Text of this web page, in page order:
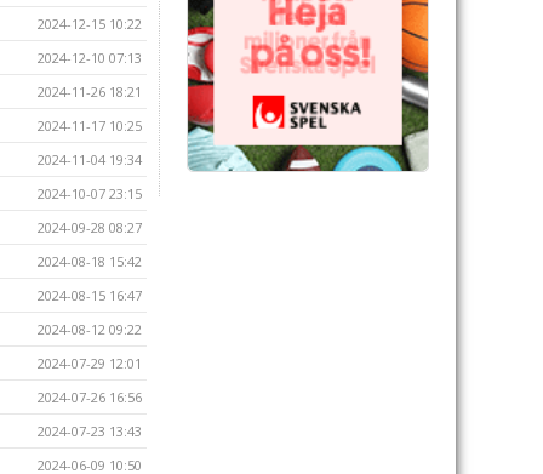
2024-12-15 10:22
2024-12-10 07:13
2024-11-26 18:21
2024-11-17 10:25
2024-11-04 19:34
2024-10-07 23:15
2024-09-28 08:27
2024-08-18 15:42
2024-08-15 16:47
2024-08-12 09:22
2024-07-29 12:01
2024-07-26 16:56
2024-07-23 13:43
2024-06-09 10:50